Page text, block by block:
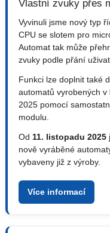
Vlastní zvuky přes
Vyvinuli jsme nový typ
CPU se slotem pro
Automat tak může
zvuky podle přání
Funkci lze doplnit také
automatů vyrobených v
2025 pomocí
modulu.
Od 11. listopadu 2025
nově vyráběné
vybaveny již z výroby.
Více informací